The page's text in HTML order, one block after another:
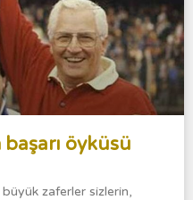
başarı öyküsü
zaferler sizlerin,